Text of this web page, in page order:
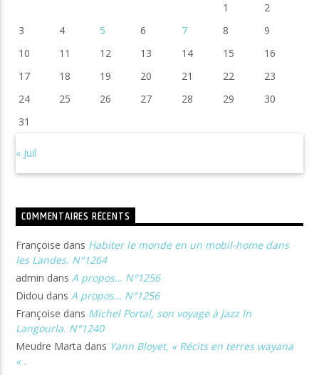
1
2
3
4 5 6 7 8
9
10
11 12 13 14 15
16
17
18 19 20 21 22
23
24
25 26 27 28 29
30
31
« Juil
COMMENTAIRES RÉCENTS
Françoise dans Habiter le monde en un mobil-home dans
les Landes. N°1264
admin dansA propos… N°1256
Didou dansA propos… N°1256
Françoise dans Michel Portal, son voyage à Jazz In
Langourla. N°1240
Meudre Marta dans Yann Bloyet, « Récits en terres wayana
« .